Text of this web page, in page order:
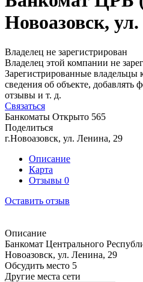
Новоазовск,
Владелец не зарегистрирован
Владелец этой компании не
Зарегистрированные владельцы
сведения об объекте, добавлять
отзывы и т. д.
Связаться
Банкоматы Открыто 565
Поделиться
г.Новоазовск, ул. Ленина, 29
Описание
Карта
Отзывы 0
Оставить отзыв
Описание
Банкомат Центрального
Новоазовск, ул. Ленина, 29
Обсудить место 5
Другие места сети